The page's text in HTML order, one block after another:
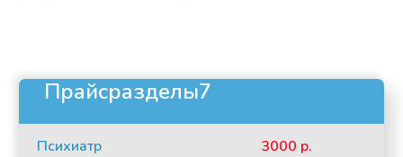
Прайсразделы7
Психиатр 3000 р.